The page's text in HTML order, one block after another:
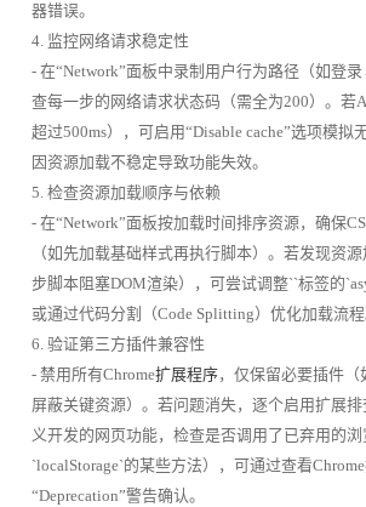
器错误。
4. 监控网络请求稳定性
- 在“Network”面板中录制用户行为路径（如登
查每一步的网络请求状态码（需全为200）。若
超过500ms），可启用“Disable cache”选项模拟
因资源加载不稳定导致功能失效。
5. 检查资源加载顺序与依赖
- 在“Network”面板按加载时间排序资源，确保
（如先加载基础样式再执行脚本）。若发现资
步脚本阻塞DOM渲染），可尝试调整``标签的
或通过代码分割（Code Splitting）优化加载流程
6. 验证第三方插件兼容性
- 禁用所有Chrome扩展程序，仅保留必要插件（
屏蔽关键资源）。若问题消失，逐个启用扩展
义开发的网页功能，检查是否调用了已弃用的浏
`localStorage`的某些方法），可通过查看
“Deprecation”警告确认。